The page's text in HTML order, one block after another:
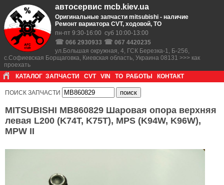
автосервис mcb.kiev.ua
Оригинальные запчасти mitsubishi - наличие
Ремонт вариатора CVT, ходовой, ТО
пн-пт 9:30-16:00 суб 10:00-13:00
☎ 066 2930933 ☎ 067 4420235
ул.Большая окружная, 4, ГСК Березка-1, Б-256,
с.Софиевская Борщаговка, Киевская область, Украина 08131 >>> как
проехать
КАТАЛОГ ЗАПЧАСТИ CVT VIN ТО РАБОТЫ КОНТАКТ
ПОИСК ЗАПЧАСТИ
MITSUBISHI MB860829 Шаровая опора верхняя
левая L200 (K74T, K75T), MPS (K94W, K96W),
MPW II